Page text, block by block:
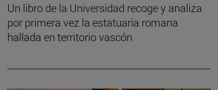
Un libro de la Universidad recoge y analiza
por primera vez la estatuaria romana
hallada en territorio vascón